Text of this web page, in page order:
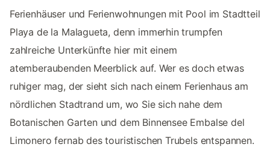
Ferienhäuser und Ferienwohnungen mit Pool im Stadtteil
Playa de la Malagueta, denn immerhin trumpfen
zahlreiche Unterkünfte hier mit einem
atemberaubenden Meerblick auf. Wer es doch etwas
ruhiger mag, der sieht sich nach einem Ferienhaus am
nördlichen Stadtrand um, wo Sie sich nahe dem
Botanischen Garten und dem Binnensee Embalse del
Limonero fernab des touristischen Trubels entspannen.